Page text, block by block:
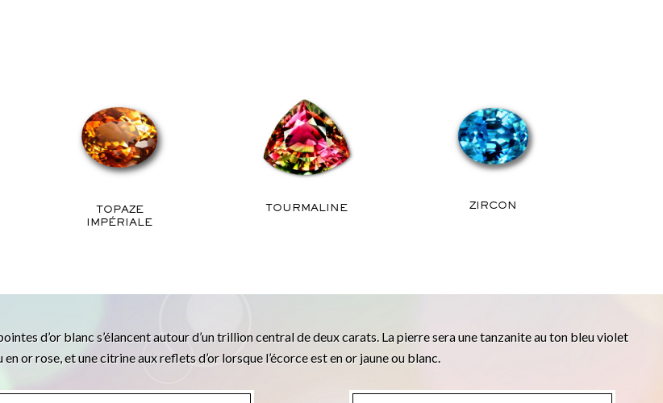
TOPAZE
IMPÉRIALE
TOURMALINE ZIRCON
d’or blanc s’élancent autour d’un trillion central de deux carats. La pierre sera une tanzanite au ton bleu violet
or rose, et une citrine aux reflets d’or lorsque l’écorce est en or jaune ou blanc.